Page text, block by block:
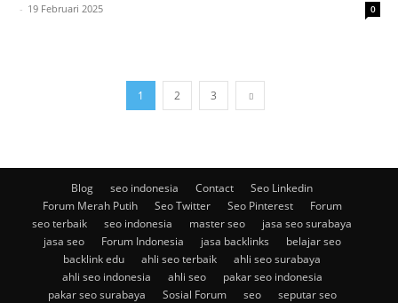
- 19 Februari 2025 0
1 2 3
Blog seo indonesia Contact
Seo Linkedin
Forum Merah Putih
Seo Twitter Seo Pinterest
Forum
seo terbaik
seo indonesia master seo
jasa seo surabaya
jasa seo
Forum Indonesia jasa backlinks
belajar seo
backlink edu
ahli seo terbaik
ahli seo surabaya
ahli seo indonesia
ahli seo
pakar seo indonesia
pakar seo surabaya
Sosial Forum seo
seputar seo